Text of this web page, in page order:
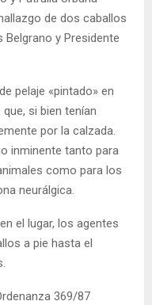
de dos caballos
Belgrano y Presidente
pelaje «pintado» en
si bien tenían
por la calzada.
inminente tanto para
como para los
neurálgica.
el lugar, los agentes
a pie hasta el
369/87